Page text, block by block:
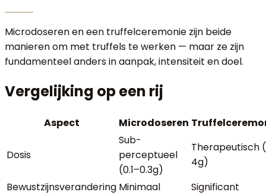
Microdoseren en een truffelceremonie zijn beide
manieren om met truffels te werken — maar ze zijn
fundamenteel anders in aanpak, intensiteit en doel.
Vergelijking op een rij
Aspect Microdoseren
Dosis
Sub-
perceptueel
(0.1–0.3g)
Therapeutisch
4g)
Bewustzijnsverandering Minimaal
Significant